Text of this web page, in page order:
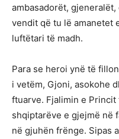
ambasadorët,
vendit që tu lë amanetet
luftëtari të madh.
Para se heroi ynë të
i vetëm, Gjoni, asokohe
ftuarve. Fjalimin e
shqiptarëve e gjejmë në
në gjuhën frënge. Sipas